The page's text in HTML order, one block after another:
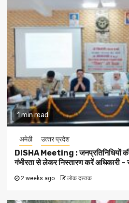
1 min read
अमेठी उत्‍तर प्रदेश
DISHA Meeting : जनप्रतिनिधियों की
गंभीरता से लेकर निस्तारण करें अधिकारी –
2 weeks ago लोक दस्तक